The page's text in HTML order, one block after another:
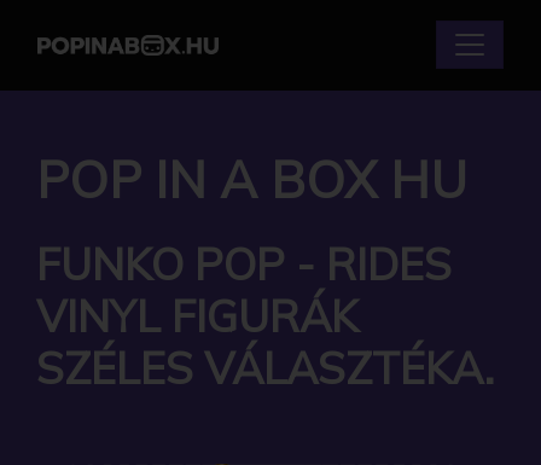
POP IN A BOX HU
FUNKO POP - RIDES
VINYL FIGURÁK
SZÉLES VÁLASZTÉKA.